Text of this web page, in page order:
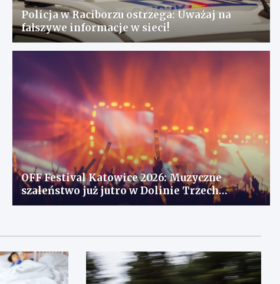
Policja w Raciborzu ostrzega: Uważaj na
fałszywe informacje w sieci!
OFF Festival Katowice 2026: Muzyczne
szaleństwo już jutro w Dolinie Trzech
Stawów!